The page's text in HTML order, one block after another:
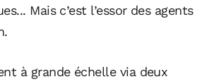
Mais c’est l’essor des agents
à grande échelle via deux